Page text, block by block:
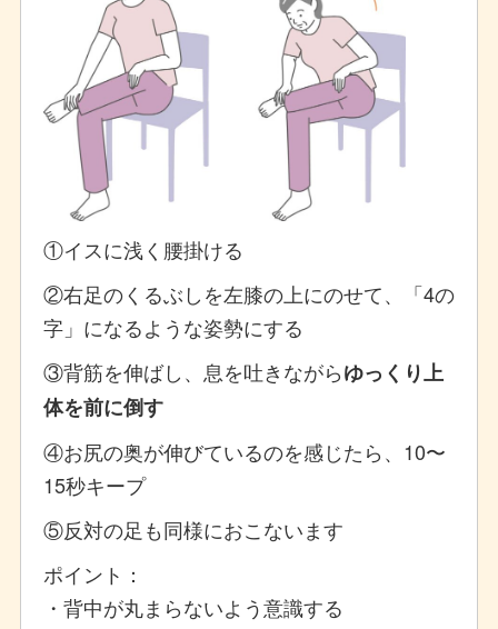
①イスに浅く腰掛ける
②右足のくるぶしを左膝の上にのせて、「4の
字」になるような姿勢にする
③背筋を伸ばし、息を吐きながらゆっくり上
体を前に倒す
④お尻の奥が伸びているのを感じたら、10〜
15秒キープ
⑤反対の足も同様におこないます
ポイント：
・背中が丸まらないよう意識する